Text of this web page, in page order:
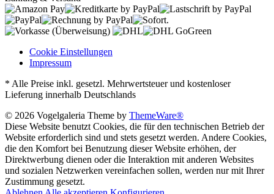
Cookie Einstellungen
Impressum
* Alle Preise inkl. gesetzl. Mehrwertsteuer und kostenloser
Lieferung innerhalb Deutschlands
© 2026 Vogelgaleria Theme by ThemeWare®
Diese Website benutzt Cookies, die für den technischen Betrieb der
Website erforderlich sind und stets gesetzt werden. Andere Cookies,
die den Komfort bei Benutzung dieser Website erhöhen, der
Direktwerbung dienen oder die Interaktion mit anderen Websites
und sozialen Netzwerken vereinfachen sollen, werden nur mit Ihrer
Zustimmung gesetzt.